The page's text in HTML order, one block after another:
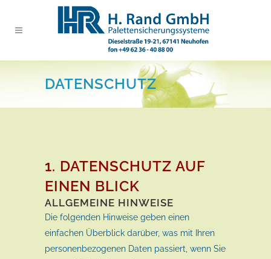
DATENSCHUTZ
1. DATENSCHUTZ AUF
EINEN BLICK
ALLGEMEINE HINWEISE
Die folgenden Hinweise geben einen
einfachen Überblick darüber, was mit Ihren
personenbezogenen Daten passiert, wenn Sie